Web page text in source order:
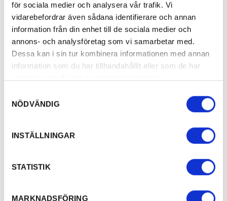
för sociala medier och analysera vår trafik. Vi
vidarebefordrar även sådana identifierare och annan
information från din enhet till de sociala medier och
annons- och analysföretag som vi samarbetar med.
Dessa kan i sin tur kombinera informationen med annan
information som du har tillhandahållit eller som de har
NÖDVÄNDIG
INSTÄLLNINGAR
STATISTIK
MARKNADSFÖRING